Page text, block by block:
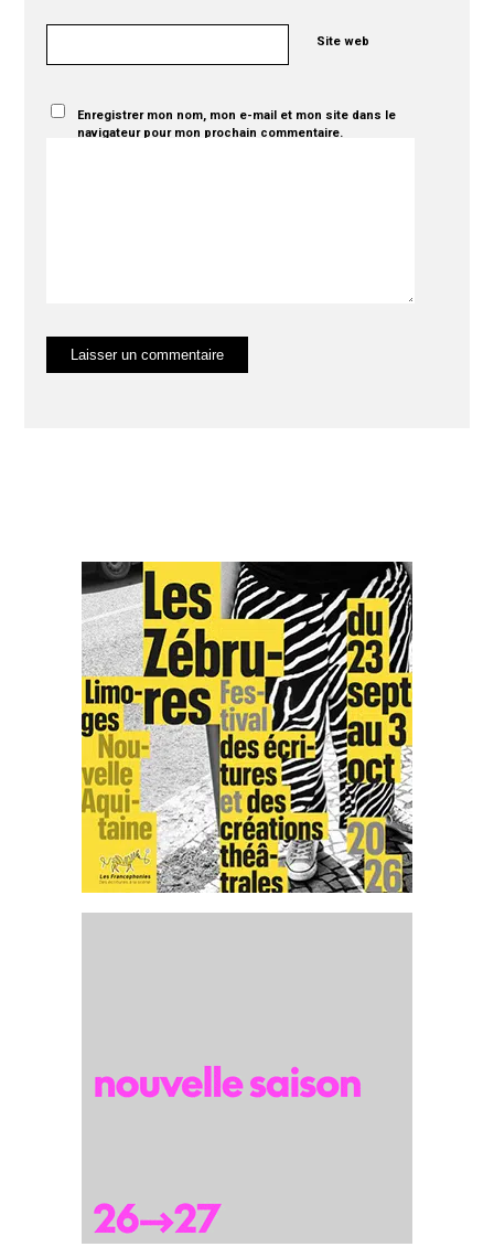
Site web
Enregistrer mon nom, mon e-mail et mon site dans le
navigateur pour mon prochain commentaire.